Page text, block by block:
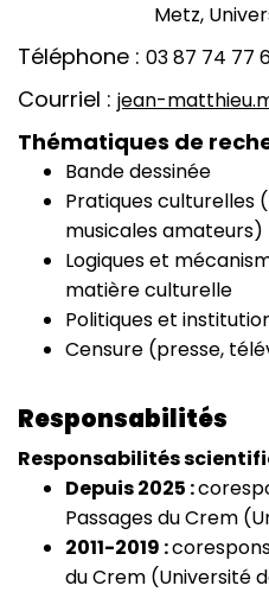
Metz,
Téléphone 03 87 74 77
Courriel jean-
Thématiques de
Bande dessinée
Pratiques
musicales amateurs)
Logiques et
matière culturelle
Politiques et
Censure (presse,
Responsabilités
Responsabilités
Depuis 2025 :
Passages du Crem
2011-2019 :
du Crem (Université